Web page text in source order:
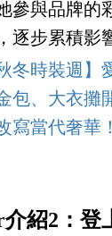
參與品牌的
逐步累積影
冬時裝週】
包、大衣攤
寫當代奢華！
介紹2：登